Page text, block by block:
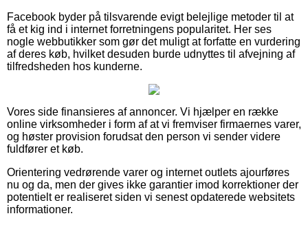
Facebook byder på tilsvarende evigt belejlige metoder til at
få et kig ind i internet forretningens popularitet. Her ses
nogle webbutikker som gør det muligt at forfatte en vurdering
af deres køb, hvilket desuden burde udnyttes til afvejning af
tilfredsheden hos kunderne.
Vores side finansieres af annoncer. Vi hjælper en række
online virksomheder i form af at vi fremviser firmaernes varer,
og høster provision forudsat den person vi sender videre
fuldfører et køb.
Orientering vedrørende varer og internet outlets ajourføres
nu og da, men der gives ikke garantier imod korrektioner der
potentielt er realiseret siden vi senest opdaterede websitets
informationer.